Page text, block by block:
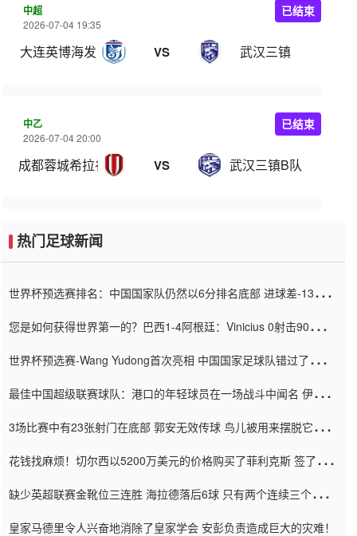
中超
2026-07-04 19:35
大连英博海发 VS 武汉三镇
已结束
中乙
2026-07-04 20:00
成都蓉城希拉谷 VS 武汉三镇B队
已结束
热门足球新闻
世界杯预选赛排名：中国国家队仍然以6分排名底部 进球差-13令人
您是如何获得世界第一的？巴西1-4阿根廷：Vinicius 0射击90分钟
世界杯预选赛-Wang Yudong首次亮相 中国国家足球队错过了世界
最佳中国超级联赛球队：港口的年轻球员在一场战斗中闻名 伊万放
3场比赛中有23张射门在底部 郭安无效传球 鸟儿被用来摆脱它
花钱找麻烦！切尔西以5200万美元的价格购买了菲利克斯 签了7年
缺少英超联赛金靴位三连胜 海拉德落后6球 只有两个连续三个连续
皇家马德里令人兴奋地消除了皇家学会 安彭负责造成巨大的灾难！